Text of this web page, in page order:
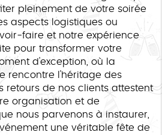
pleinement de votre soirée
aspects logistiques ou
faire et notre expérience
pour transformer votre
d'exception, où la
rencontre l'héritage des
retours de nos clients attestent
organisation et de
nous parvenons à instaurer,
une véritable fête de